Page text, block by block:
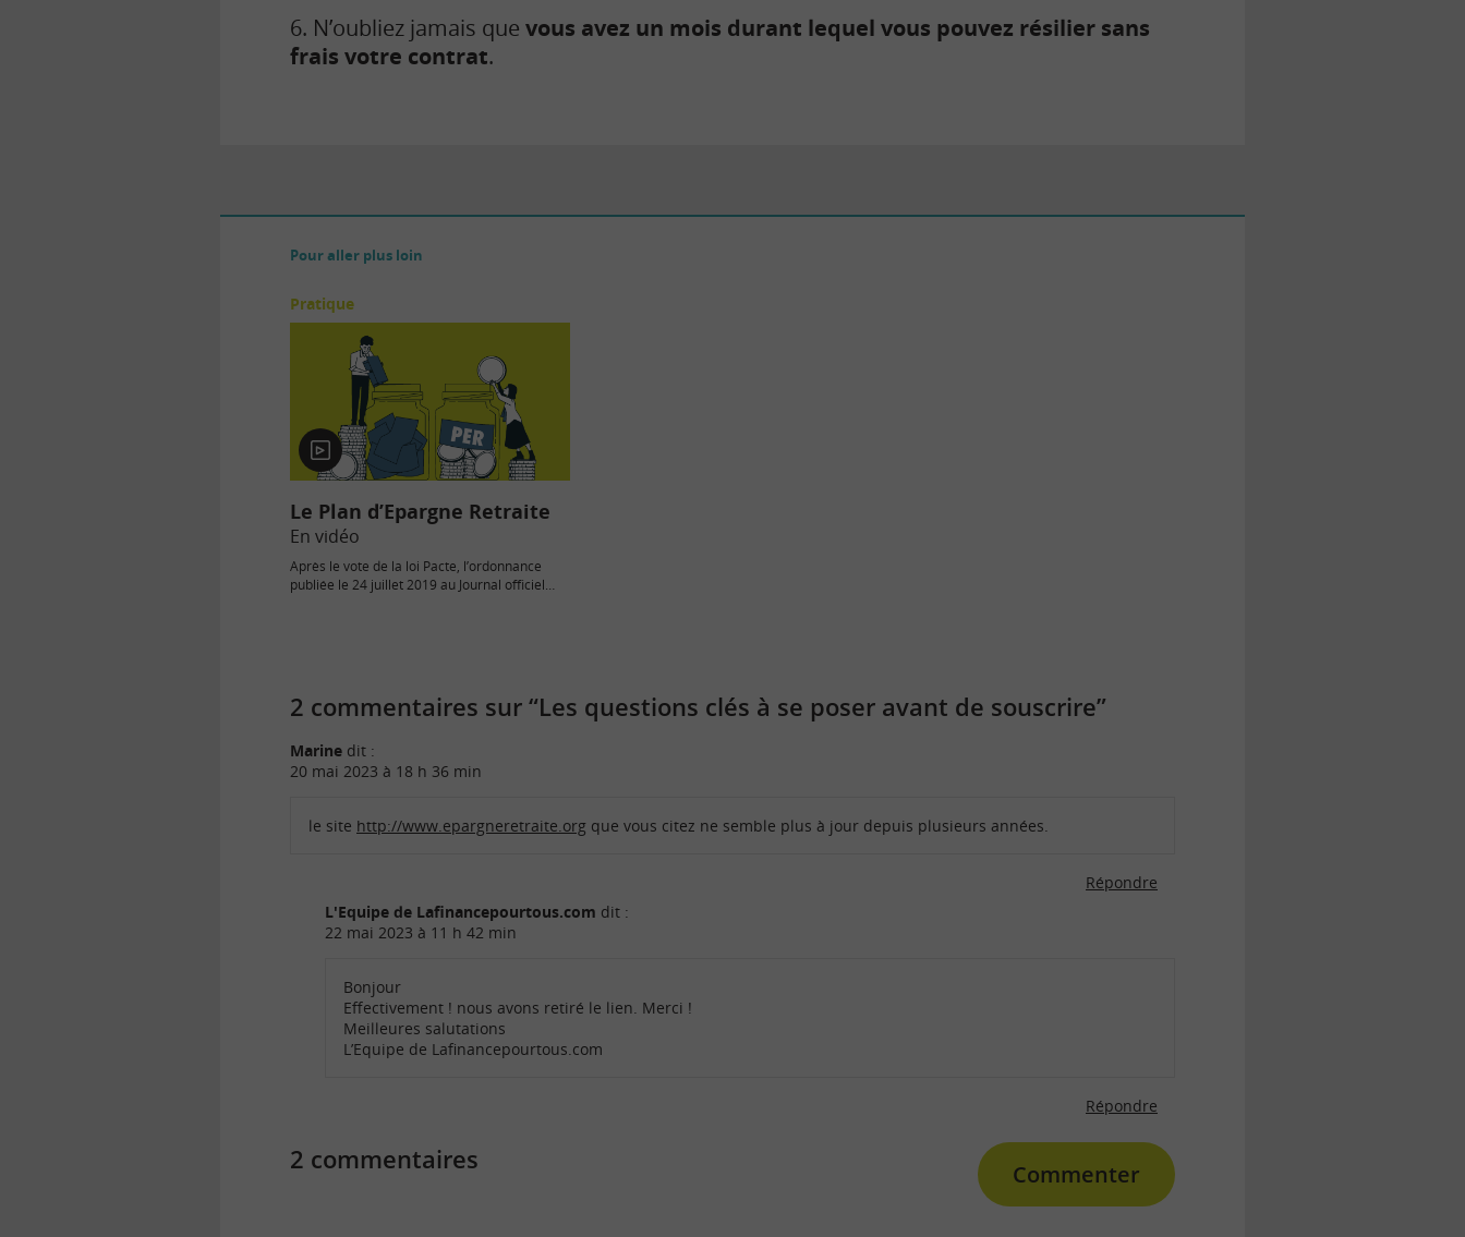
6. N’oubliez jamais que vous avez un mois durant lequel vous pouvez résilier sans
frais votre contrat.
Pour aller plus loin
Pratique
En
vidéo
Le Plan d’Epargne Retraite
En vidéo
Après le vote de la loi Pacte, l’ordonnance
publiée le 24 juillet 2019 au Journal officiel
2 commentaires sur “Les questions clés à se poser avant de souscrire”
Marine dit :
20 mai 2023 à 18 h 36 min
le site http://www.epargneretraite.org que vous citez ne semble plus à jour depuis plusieurs années.
Répondre
L'Equipe de Lafinancepourtous.com dit :
22 mai 2023 à 11 h 42 min
Bonjour
Effectivement ! nous avons retiré le lien. Merci !
Meilleures salutations
L’Equipe de Lafinancepourtous.com
Répondre
2 commentaires Commenter